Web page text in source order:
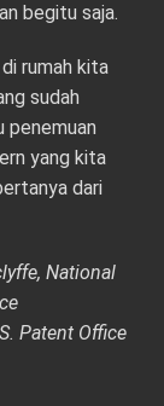
begitu saja.
rumah kita
sudah
penemuan
yang kita
dari
National
Patent Office